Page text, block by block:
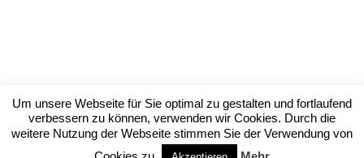
Um unsere Webseite für Sie optimal zu gestalten und fortlaufend
verbessern zu können, verwenden wir Cookies. Durch die
weitere Nutzung der Webseite stimmen Sie der Verwendung von